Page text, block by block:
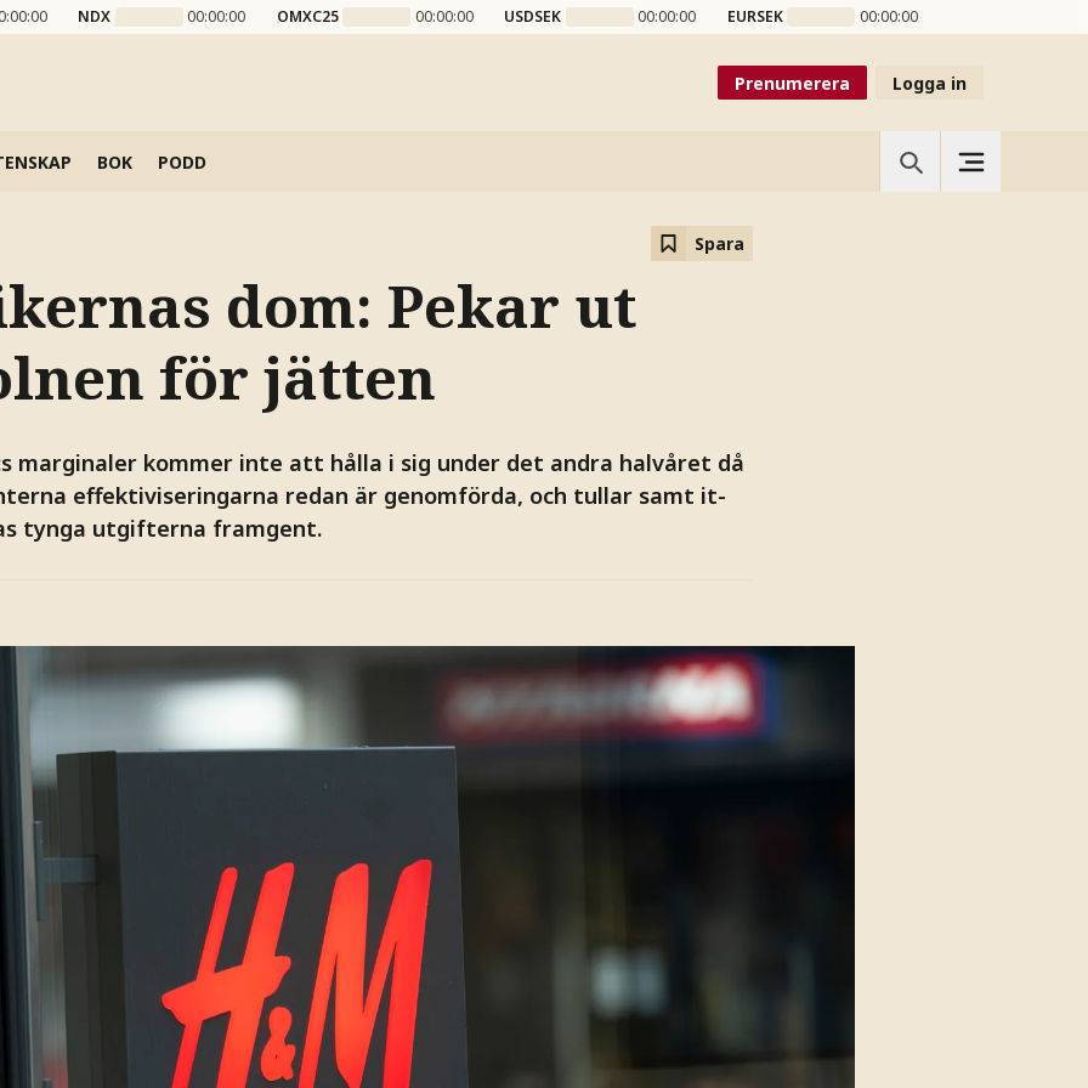
NDX 00:00:00 OMXC25 00:00:00 USDSEK 00:00:00 EURSEK 00:00:00
Prenumerera Logga in
BOK PODD
Spara
dom: Pekar ut
för jätten
marginaler kommer inte att hålla i sig under det andra halvåret då
effektiviseringarna redan är genomförda, och tullar samt it-
tynga utgifterna framgent.